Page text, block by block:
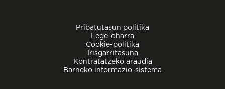
Pribatutasun politika
Lege-oharra
Cookie-politika
Irisgarritasuna
Kontratatzeko araudia
Barneko informazio-sistema